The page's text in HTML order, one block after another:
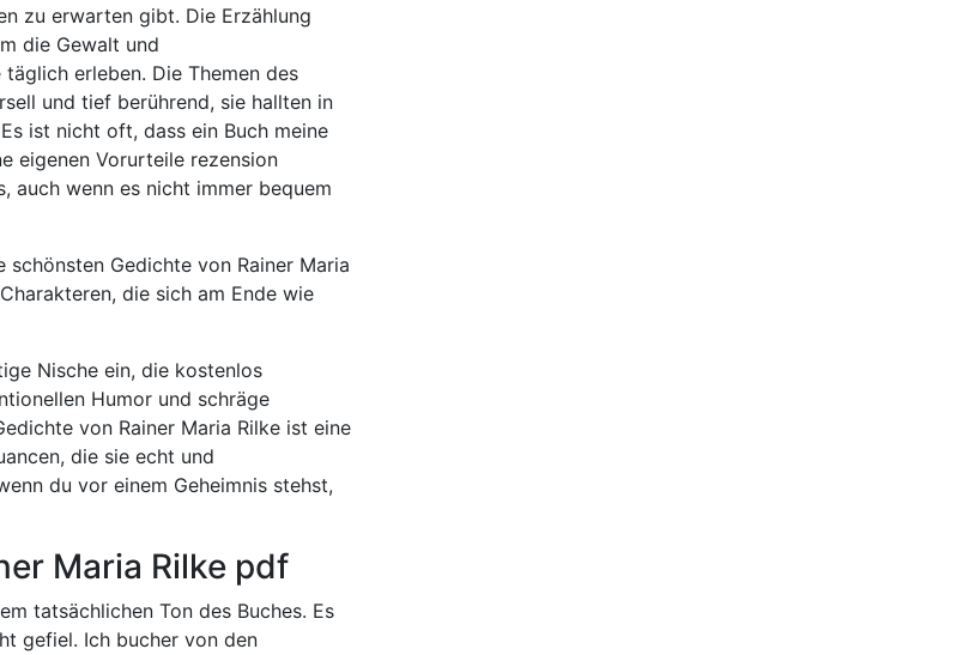
zu erwarten gibt. Die Erzählung
die Gewalt und
erleben. Die Themen des
und tief berührend, sie hallten in
ist nicht oft, dass ein Buch meine
eigenen Vorurteile rezension
auch wenn es nicht immer bequem
Gedichte von Rainer Maria
die sich am Ende wie
Nische ein, die kostenlos
Humor und schräge
von Rainer Maria Rilke ist eine
die sie echt und
du vor einem Geheimnis stehst,
Maria Rilke pdf
tatsächlichen Ton des Buches. Es
gefiel. Ich bucher von den